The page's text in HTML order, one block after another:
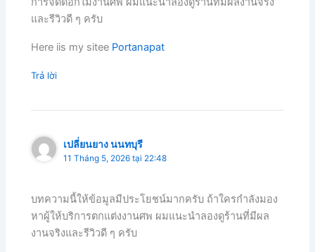
และรีวิวดี ๆ ครับ
Here iis my sitee Portanapat
Trả lời
เปลี่ยนยาง นนทบุรี
11 Tháng 5, 2026 tại 22:48
บทความนี้ให้ข้อมูลมีประโยชน์มากครับ ถ้าใครกำลังมอง
หาผู้ให้บริการตกแต่งงานศพ ผมแนะนำลองดูร้านที่มีผล
งานจริงและรีวิวดี ๆ ครับ